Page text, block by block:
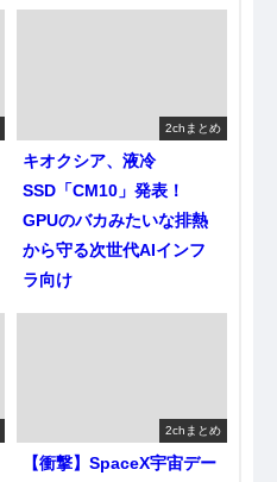
2chまとめ
キオクシア、液冷
SSD「CM10」発表！
GPUのバカみたいな排熱
から守る次世代AIインフ
ラ向け
2chまとめ
【衝撃】SpaceX宇宙デー